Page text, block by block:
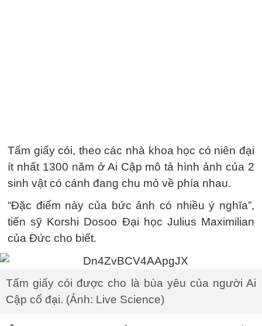
Tấm giấy cói, theo các nhà khoa học có niên đại
ít nhất 1300 năm ở Ai Cập mô tả hình ảnh của 2
sinh vật có cánh đang chu mỏ về phía nhau.
“Đặc điểm này của bức ảnh có nhiều ý nghĩa”,
tiến sỹ Korshi Dosoo Đại học Julius Maximilian
của Đức cho biết.
Tấm giấy cói được cho là bùa yêu của người Ai
Cập cổ đại. (Ảnh: Live Science)